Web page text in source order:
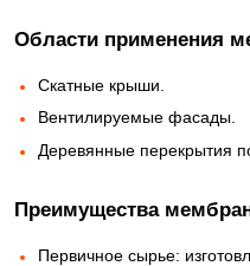
Области применения
Скатные крыши.
Вентилируемые фасады.
Деревянные перекрытия
Преимущества
Первичное сырье: